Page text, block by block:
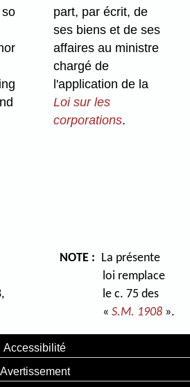
part, par écrit, de
ses biens et de ses
affaires au ministre
chargé de
l'application de la
Loi sur les
corporations.
NOTE :
La présente
loi remplace
le c. 75 des
« S.M. 1908».
Accessibilité
Avertissement